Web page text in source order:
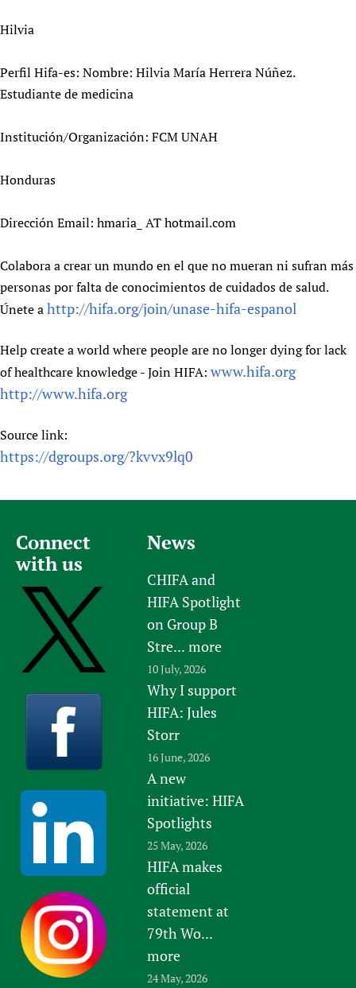
Hilvia
Perfil Hifa-es: Nombre: Hilvia María Herrera Núñez.
Estudiante de medicina
Institución/Organización: FCM UNAH
Honduras
Dirección Email: hmaria_ AT hotmail.com
Colabora a crear un mundo en el que no mueran ni sufran más
personas por falta de conocimientos de cuidados de salud.
Únete ahttp://hifa.org/join/unase-hifa-espanol
Help create a world where people are no longer dying for lack
of healthcare knowledge - Join HIFA: www.hifa.org
http://www.hifa.org
Source link:
https://dgroups.org/?kvvx9lq0
Connect
with us
News
CHIFA and
HIFA Spotlight
on Group B
Stre... more
10 July, 2026
Why I support
HIFA: Jules
Storr
16 June, 2026
A new
initiative: HIFA
Spotlights
25 May, 2026
HIFA makes
official
statement at
79th Wo...
more
24 May, 2026